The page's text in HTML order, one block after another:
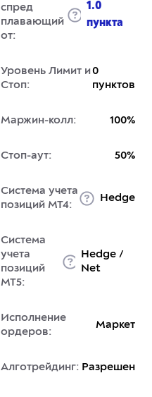
спред
плавающий
от:
1.0
пункта
Уровень Лимит и
Стоп:
0
пунктов
Маржин-колл: 100%
Стоп-аут: 50%
Система учета
позиций MT4:
Hedge
Система
учета
позиций
MT5:
Hedge /
Net
Исполнение
ордеров:
Маркет
Алготрейдинг: Разрешен